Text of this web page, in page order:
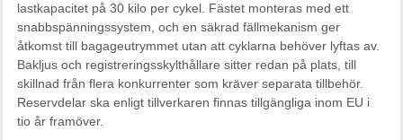
lastkapacitet på 30 kilo per cykel. Fästet monteras med ett
snabbspänningssystem, och en säkrad fällmekanism ger
åtkomst till bagageutrymmet utan att cyklarna behöver lyftas av.
Bakljus och registreringsskylthållare sitter redan på plats, till
skillnad från flera konkurrenter som kräver separata tillbehör.
Reservdelar ska enligt tillverkaren finnas tillgängliga inom EU i
tio år framöver.